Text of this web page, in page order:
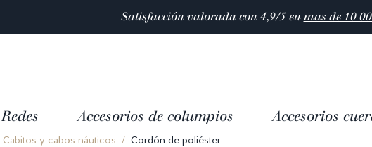
Satisfacción valorada con 4,9/5 en mas de 10
Redes Accesorios de columpios Accesorios
Cabitos y cabos náuticos Cordón de poliéster